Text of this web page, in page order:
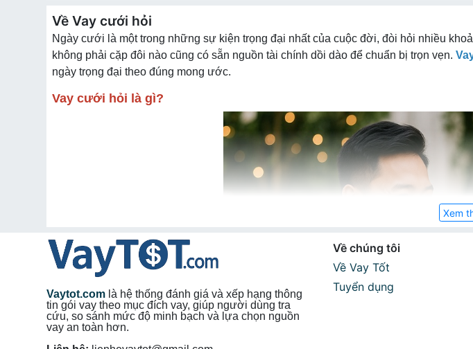
Về Vay cưới hỏi
Ngày cưới là một trong những sự kiện trọng đại nhất của cuộc đời, đòi hỏi nhiều
không phải cặp đôi nào cũng có sẵn nguồn tài chính dồi dào để chuẩn bị trọn vẹn.
ngày trọng đại theo đúng mong ước.
Vay cưới hỏi là gì?
Xem
Vaytot.com là hệ thống đánh giá và xếp hạng thông
tin gói vay theo mục đích vay, giúp người dùng tra
cứu, so sánh mức độ minh bạch và lựa chọn nguồn
vay an toàn hơn.
Về chúng tôi
Về Vay Tốt
Tuyển dụng